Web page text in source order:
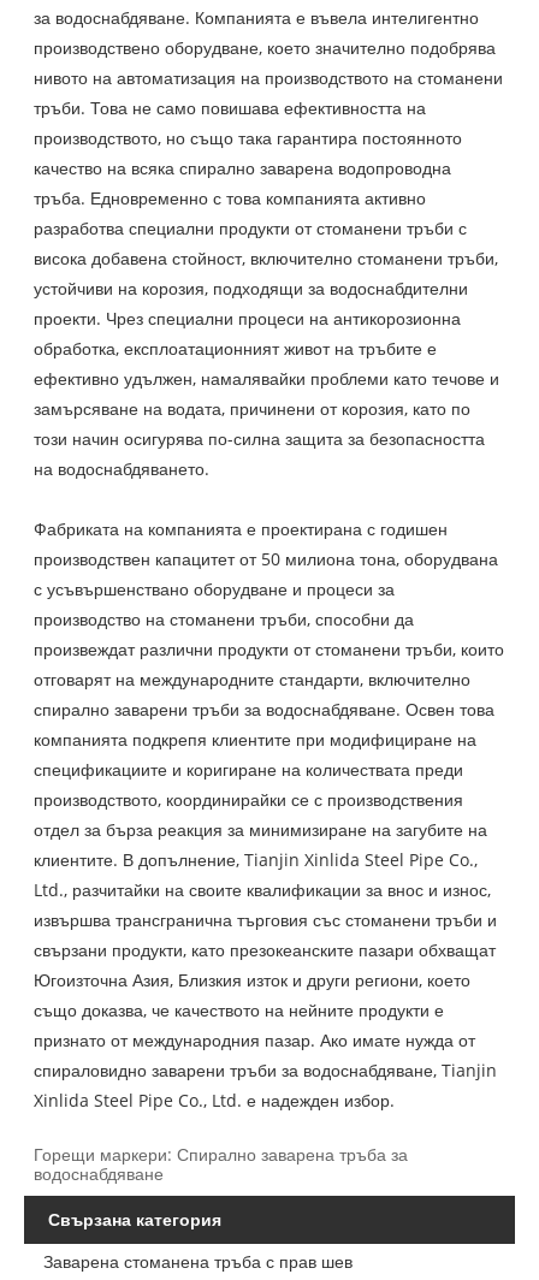
за водоснабдяване. Компанията е въвела интелигентно
производствено оборудване, което значително подобрява
нивото на автоматизация на производството на стоманени
тръби. Това не само повишава ефективността на
производството, но също така гарантира постоянното
качество на всяка спирално заварена водопроводна
тръба. Едновременно с това компанията активно
разработва специални продукти от стоманени тръби с
висока добавена стойност, включително стоманени тръби,
устойчиви на корозия, подходящи за водоснабдителни
проекти. Чрез специални процеси на антикорозионна
обработка, експлоатационният живот на тръбите е
ефективно удължен, намалявайки проблеми като течове и
замърсяване на водата, причинени от корозия, като по
този начин осигурява по-силна защита за безопасността
на водоснабдяването.
Фабриката на компанията е проектирана с годишен
производствен капацитет от 50 милиона тона, оборудвана
с усъвършенствано оборудване и процеси за
производство на стоманени тръби, способни да
произвеждат различни продукти от стоманени тръби, които
отговарят на международните стандарти, включително
спирално заварени тръби за водоснабдяване. Освен това
компанията подкрепя клиентите при модифициране на
спецификациите и коригиране на количествата преди
производството, координирайки се с производствения
отдел за бърза реакция за минимизиране на загубите на
клиентите. В допълнение, Tianjin Xinlida Steel Pipe Co.,
Ltd., разчитайки на своите квалификации за внос и износ,
извършва трансгранична търговия със стоманени тръби и
свързани продукти, като презокеанските пазари обхващат
Югоизточна Азия, Близкия изток и други региони, което
също доказва, че качеството на нейните продукти е
признато от международния пазар. Ако имате нужда от
спираловидно заварени тръби за водоснабдяване, Tianjin
Xinlida Steel Pipe Co., Ltd. е надежден избор.
Горещи маркери: Спирално заварена тръба за
водоснабдяване
Свързана категория
Заварена стоманена тръба с прав шев